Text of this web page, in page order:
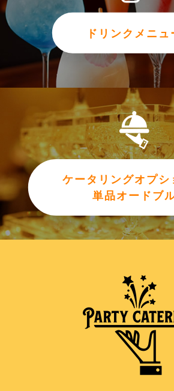
ドリンクメニュ
ケータリングオプシ
単品オードブ